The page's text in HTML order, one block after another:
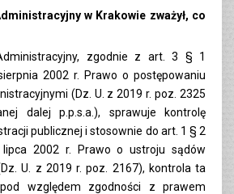
w Krakowie zważył, co
zgodnie z art. 3 § 1
2002 r. Prawo o postępowaniu
(Dz. U. z 2019 r. poz. 2325
dalej p.p.s.a.), sprawuje kontrolę
publicznej i stosownie do art. 1 § 2
2002 r. Prawo o ustroju sądów
U. z 2019 r. poz. 2167), kontrola ta
względem zgodności z prawem